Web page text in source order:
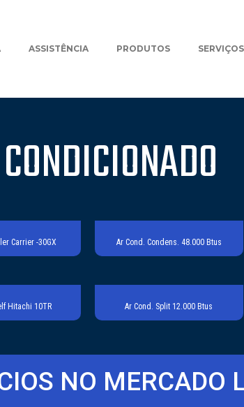
ASSISTÊNCIA PRODUTOS SERVIÇOS
Carrier -30GX Ar Cond. Condens. 48.000 Btus
Hitachi 10TR Ar Cond. Split 12.000 Btus
NO MERCADO